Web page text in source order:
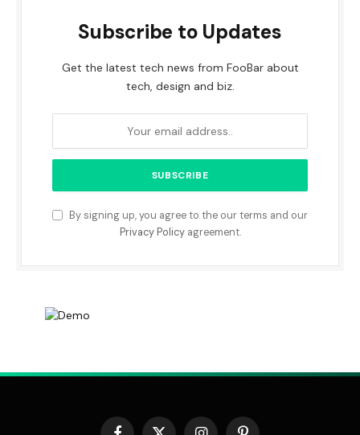
Subscribe to Updates
Get the latest tech news from FooBar about
tech, design and biz.
By signing up, you agree to the our terms and our
Privacy Policyagreement.